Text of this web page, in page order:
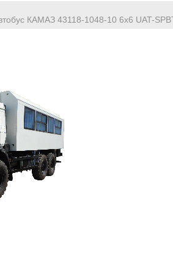
КАМАЗ 43118-1048-10 6х6 UAT-